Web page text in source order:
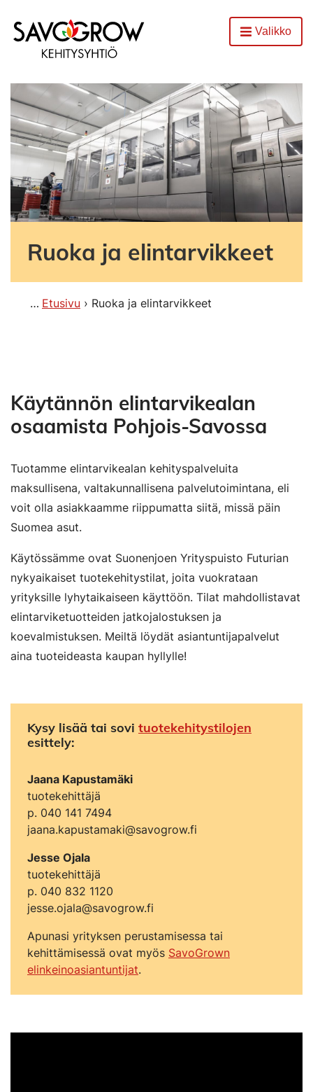
Etusivu
AvaaValikko
Ruoka ja elintarvikkeet
Etusivu Ruoka ja elintarvikkeet
Käytännön elintarvikealan
osaamista Pohjois-Savossa
Tuotamme elintarvikealan kehityspalveluita
maksullisena, valtakunnallisena palvelutoimintana, eli
voit olla asiakkaamme riippumatta siitä, missä päin
Suomea asut.
Käytössämme ovat Suonenjoen Yrityspuisto Futurian
nykyaikaiset tuotekehitystilat, joita vuokrataan
yrityksille lyhytaikaiseen käyttöön. Tilat mahdollistavat
elintarviketuotteiden jatkojalostuksen ja
koevalmistuksen. Meiltä löydät asiantuntijapalvelut
aina tuoteideasta kaupan hyllylle!
Kysy lisää tai sovi tuotekehitystilojen
esittely:
Jaana Kapustamäki
tuotekehittäjä
p. 040 141 7494
jaana.kapustamaki@savogrow.fi
Jesse Ojala
tuotekehittäjä
p. 040 832 1120
jesse.ojala@savogrow.fi
Apunasi yrityksen perustamisessa tai
kehittämisessä ovat myös SavoGrown
elinkeinoasiantuntijat.